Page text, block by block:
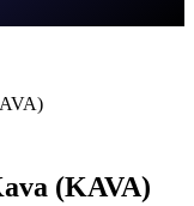
(KAVA)